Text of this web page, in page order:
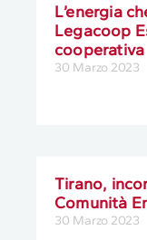
L’energia
Legacoop
cooperativa
30 Marzo 2023
Tirano,
Comunità
30 Marzo 2023